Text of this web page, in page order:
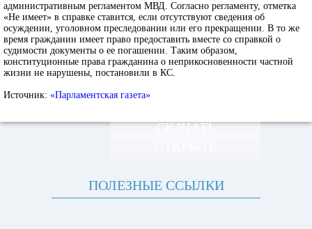
административным регламентом МВД. Согласно регламенту, отметка
«Не имеет» в справке ставится, если отсутствуют сведения об
осуждении, уголовном преследовании или его прекращении. В то же
время гражданин имеет право предоставить вместе со справкой о
судимости документы о ее погашении. Таким образом,
конституционные права гражданина о неприкосновенности частной
жизни не нарушены, постановили в КС.
Источник: «Парламентская газета»
СКАЧАТЬ
ПОЛЕЗНЫЕ ССЫЛКИ